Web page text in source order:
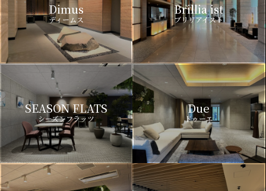
Dimus
ディームス
Brillia ist
ブリリアイスト
SEASON FLATS
シーズンフラッツ
Due
ドゥーエ